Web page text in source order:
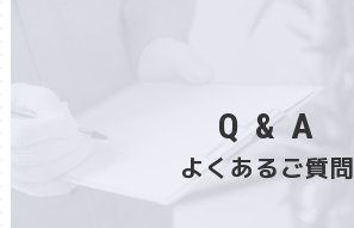
Q & A
よくあるご質問